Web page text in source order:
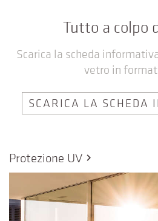
Tutto a colpo
Scarica la scheda
vetro in
SCARICA LA SCHEDA
Protezione UV chevron_right